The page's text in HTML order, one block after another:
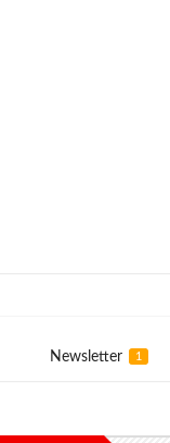
Newsletter 1